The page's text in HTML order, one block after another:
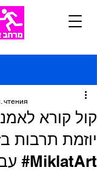
קול קורא
יוזמת תרבות
‎#MiklatArt עברית\רוסית
чтения